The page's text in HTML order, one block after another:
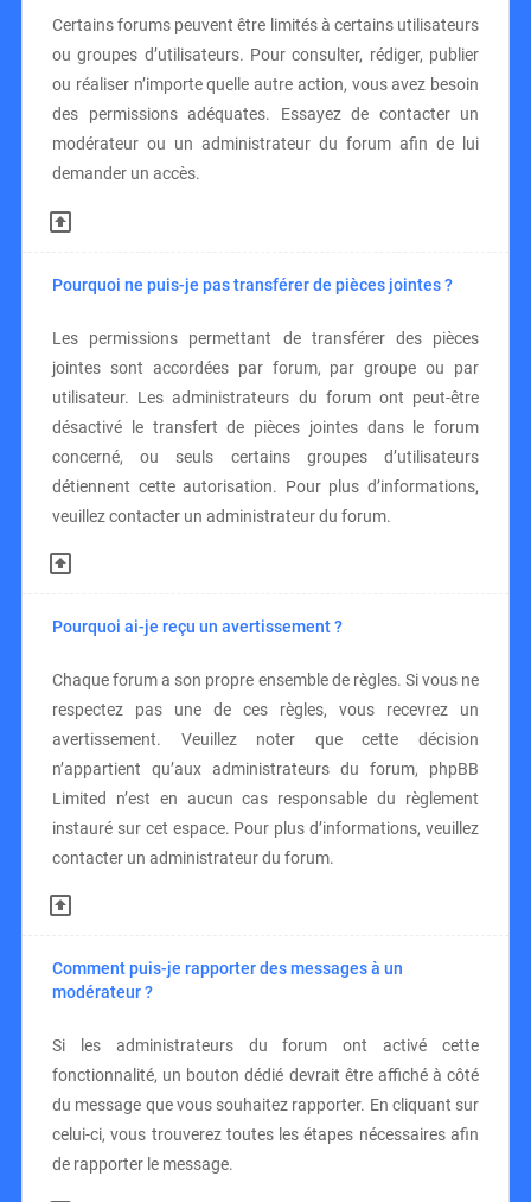
Certains forums peuvent être limités à certains utilisateurs
ou groupes d’utilisateurs. Pour consulter, rédiger, publier
ou réaliser n’importe quelle autre action, vous avez besoin
des permissions adéquates. Essayez de contacter un
modérateur ou un administrateur du forum afin de lui
demander un accès.
Pourquoi ne puis-je pas transférer de pièces jointes ?
Les permissions permettant de transférer des pièces
jointes sont accordées par forum, par groupe ou par
utilisateur. Les administrateurs du forum ont peut-être
désactivé le transfert de pièces jointes dans le forum
concerné, ou seuls certains groupes d’utilisateurs
détiennent cette autorisation. Pour plus d’informations,
veuillez contacter un administrateur du forum.
Pourquoi ai-je reçu un avertissement ?
Chaque forum a son propre ensemble de règles. Si vous ne
respectez pas une de ces règles, vous recevrez un
avertissement. Veuillez noter que cette décision
n’appartient qu’aux administrateurs du forum, phpBB
Limited n’est en aucun cas responsable du règlement
instauré sur cet espace. Pour plus d’informations, veuillez
contacter un administrateur du forum.
Comment puis-je rapporter des messages à un
modérateur ?
Si les administrateurs du forum ont activé cette
fonctionnalité, un bouton dédié devrait être affiché à côté
du message que vous souhaitez rapporter. En cliquant sur
celui-ci, vous trouverez toutes les étapes nécessaires afin
de rapporter le message.